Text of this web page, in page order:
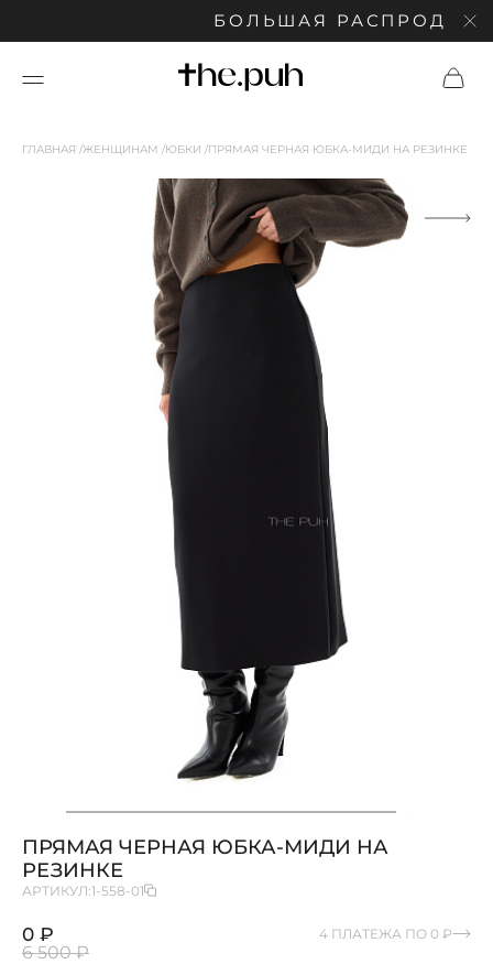
БОЛЬШАЯ РАСПРОДАЖА:
ГЛАВНАЯ ЖЕНЩИНАМ ЮБКИ ПРЯМАЯ ЧЕРНАЯ ЮБКА-МИДИ НА РЕЗИНКЕ
ПРЯМАЯ ЧЕРНАЯ ЮБКА-МИДИ НА
РЕЗИНКЕ
АРТИКУЛ:1-558-01
0 ₽
6 500 ₽
4 ПЛАТЕЖА ПО 0 ₽